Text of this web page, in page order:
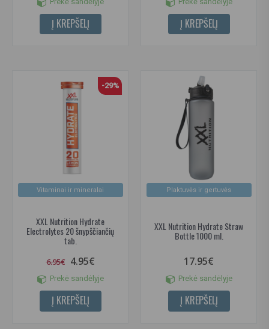
Į KREPŠELĮ Į KREPŠELĮ
Vitaminai ir mineralai
-29%
XXL Nutrition Hydrate
Electrolytes 20 šnypščiančių
tab.
6.95€ 4.95€
Prekė sandėlyje
Į KREPŠELĮ
Plaktuvės ir gertuvės
XXL Nutrition Hydrate Straw
Bottle 1000 ml.
17.95€
Prekė sandėlyje
Į KREPŠELĮ